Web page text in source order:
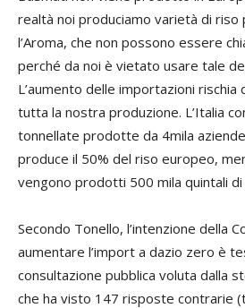
realtà noi produciamo varietà di riso
l’Aroma, che non possono essere
perché da noi è vietato usare tale
L’aumento delle importazioni
tutta la nostra produzione. L’Italia
tonnellate prodotte da 4mila
produce il 50% del riso europeo,
vengono prodotti 500 mila quintali
Secondo Tonello, l’intenzione della
aumentare l’import a dazio zero è
consultazione pubblica voluta dalla
che ha visto 147 risposte contrarie